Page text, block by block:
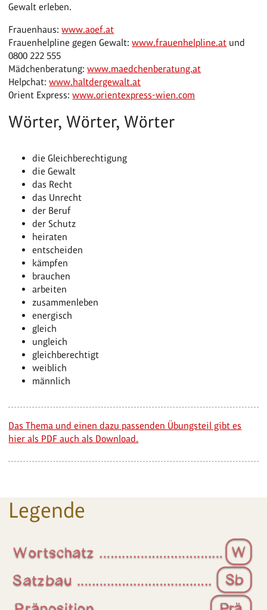
Gewalt erleben.
Frauenhaus:www.aoef.at
Frauenhelpline gegen Gewalt:www.frauenhelpline.at und
0800 222 555
Mädchenberatung:www.maedchenberatung.at
Helpchat:www.haltdergewalt.at
Orient Express:www.orientexpress-wien.com
Wörter, Wörter, Wörter
die Gleichberechtigung
die Gewalt
das Recht
das Unrecht
der Beruf
der Schutz
heiraten
entscheiden
kämpfen
brauchen
arbeiten
zusammenleben
energisch
gleich
ungleich
gleichberechtigt
weiblich
männlich
Das Thema und einen dazu passenden Übungsteil gibt es
hier als PDF auch als Download.
Legende